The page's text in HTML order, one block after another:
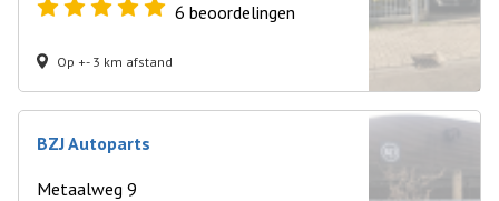
6 beoordelingen
Op +- 3 km afstand
BZJ Autoparts
Metaalweg 9